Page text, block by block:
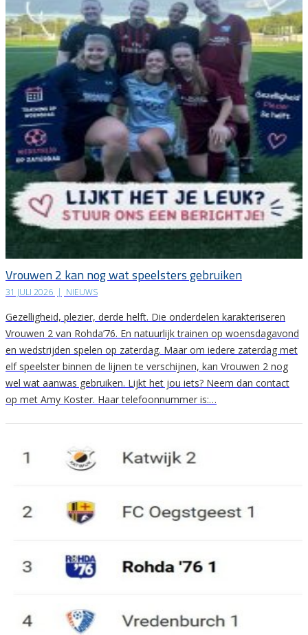
Vrouwen 2 kan nog wat speelsters gebruiken
31 JULI 2026 | NIEUWS
Gezelligheid, plezier, derde helft. Die onderdelen karakteriseren
Vrouwen 2 van Rohda’76. En natuurlijk trainen op woensdagavond
en wedstrijden spelen op zaterdag. Maar om iedere zaterdag met
elf speelster binnen de lijnen te verschijnen, kan Vrouwen 2 nog
wel wat aanwas gebruiken. Lijkt het jou iets? Neem dan contact
op met Amy Koster. Haar telefoonnummer is:…